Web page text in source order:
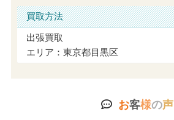
買取方法
出張買取
エリア：東京都目黒区
お客様の声